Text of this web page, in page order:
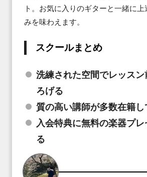
ト。お気に入りのギターと一緒に
みを味わえます。
スクールまとめ
洗練された空間でレッス
ろげる
質の高い講師が多数在籍し
入会特典に無料の楽器プ
る